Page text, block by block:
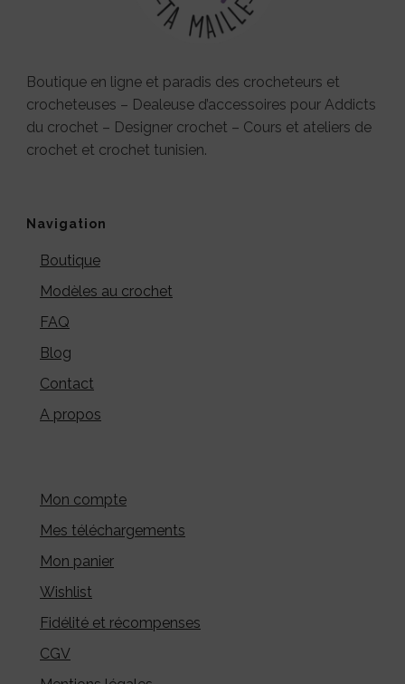
Boutique en ligne et paradis des crocheteurs et
crocheteuses – Dealeuse d’accessoires pour Addicts
du crochet – Designer crochet – Cours et ateliers de
crochet et crochet tunisien.
Navigation
Boutique
Modèles au crochet
FAQ
Blog
Contact
A propos
Mon compte
Mes téléchargements
Mon panier
Wishlist
Fidélité et récompenses
CGV